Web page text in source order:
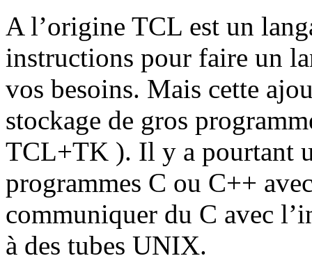
A l’origine TCL est un
instructions pour faire un
vos besoins. Mais cette
stockage de gros
TCL+TK ). Il y a pourtant
programmes C ou C++
communiquer du C avec
à des tubes UNIX.